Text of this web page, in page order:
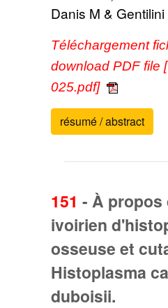
Danis M & Gentilini
Téléchargement
download PDF file
025.pdf]
résumé / abstract
151 -À propos
ivoirien
osseuse et
Histoplasma
duboisii.